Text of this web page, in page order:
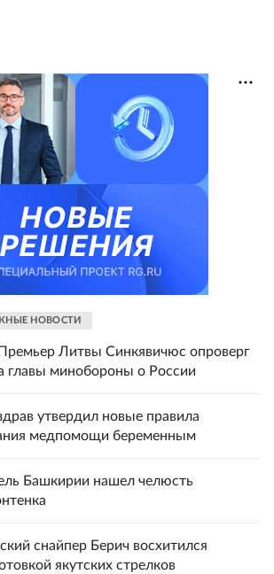
НОВОСТИ
Премьер Литвы Синкявичюс опроверг
главы минобороны о России
утвердил новые правила
медпомощи беременным
Башкирии нашел челюсть
снайпер Берич восхитился
якутских стрелков